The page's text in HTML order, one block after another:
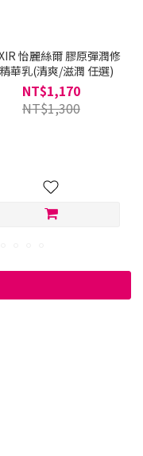
怡麗絲爾 膠原彈潤修
華乳(清爽/滋潤 任選)
NT$1,170
NT$1,300